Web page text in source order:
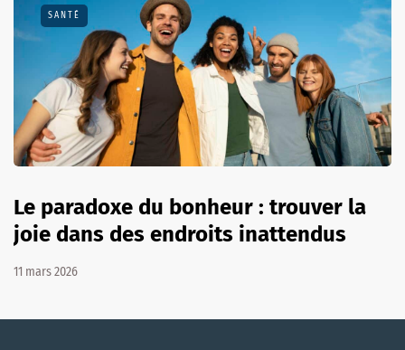
SANTÉ
Le paradoxe du bonheur : trouver la
joie dans des endroits inattendus
11 mars 2026